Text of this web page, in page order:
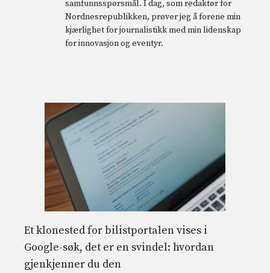
samfunnsspørsmål. I dag, som redaktør for
Nordnesrepublikken, prøver jeg å forene min
kjærlighet for journalistikk med min lidenskap
for innovasjon og eventyr.
Et klonested for bilistportalen vises i
Google-søk, det er en svindel: hvordan
gjenkjenner du den